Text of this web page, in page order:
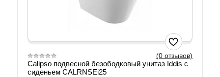
(0 отзывов)
Calipso подвесной безободковый унитаз Iddis с
сиденьем CALRNSEi25